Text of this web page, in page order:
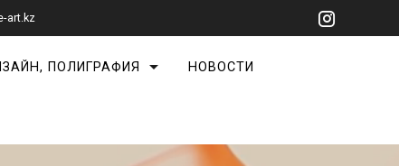
art.kz
ПОЛИГРАФИЯ НОВОСТИ